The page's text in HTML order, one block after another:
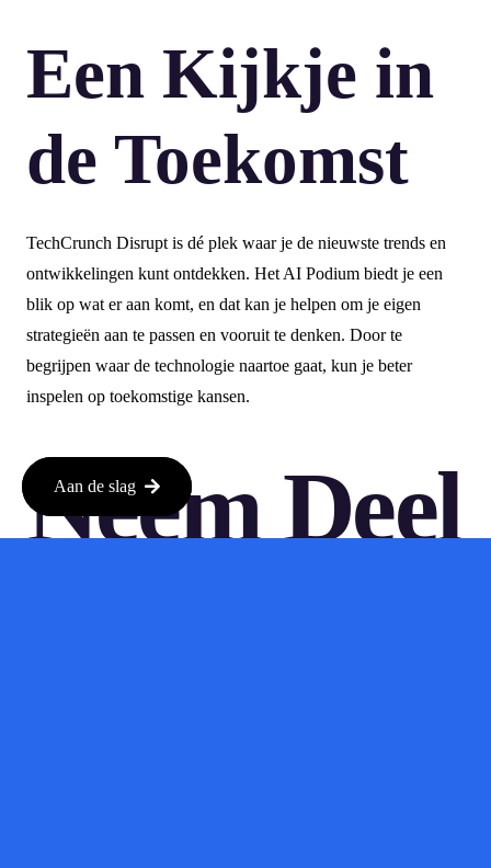
Een Kijkje in
de Toekomst
TechCrunch Disrupt is dé plek waar je de nieuwste trends en
ontwikkelingen kunt ontdekken. Het AI Podium biedt je een
blik op wat er aan komt, en dat kan je helpen om je eigen
strategieën aan te passen en vooruit te denken. Door te
begrijpen waar de technologie naartoe gaat, kun je beter
inspelen op toekomstige kansen.
Neem Deel
Aan de slag